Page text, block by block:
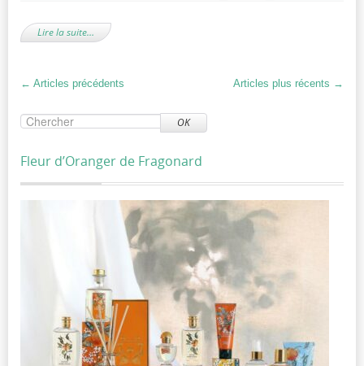
Lire la suite…
← Articles précédents Articles plus récents →
OK
Fleur d’Oranger de Fragonard